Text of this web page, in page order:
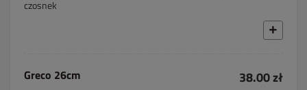
czosnek
Greco 26cm 38.00 zł